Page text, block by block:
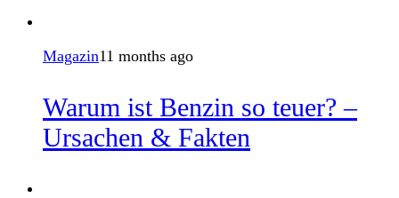
Magazin11 months ago
Warum ist Benzin so teuer? –
Ursachen & Fakten